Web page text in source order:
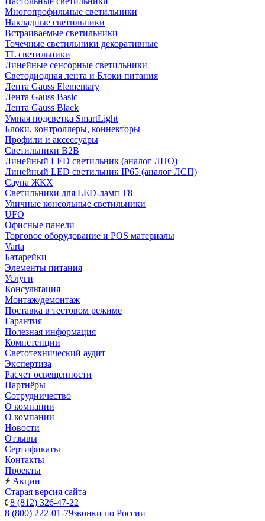
Многопрофильные светильники
Накладные светильники
Встраиваемые светильники
Точечные светильники декоративные
TL светильники
Линейные сенсорные светильники
Светодиодная лента и Блоки питания
Лента Gauss Elementary
Лента Gauss Basic
Лента Gauss Black
Умная подсветка SmartLight
Блоки, контроллеры, коннекторы
Профили и аксессуары
Светильники B2B
Линейный LED светильник (аналог ЛПО)
Линейный LED светильник IP65 (аналог ЛСП)
Сауна ЖКХ
Светильники для LED-ламп T8
Уличные консольные светильники
UFO
Офисные панели
Торговое оборудование и POS материалы
Varta
Батарейки
Элементы питания
Услуги
Консультация
Монтаж/демонтаж
Поставка в тестовом режиме
Гарантия
Полезная информация
Компетенции
Светотехнический аудит
Экспертиза
Расчет освещенности
Партнёры
Cотрудничество
О компании
О компании
Новости
Отзывы
Сертификаты
Контакты
Проекты
Акции
Старая версия сайта
8 (812) 326-47-22
8 (800) 222-01-79звонки по России